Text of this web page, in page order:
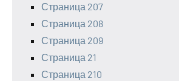
Страница 207
Страница 208
Страница 209
Страница 21
Страница 210